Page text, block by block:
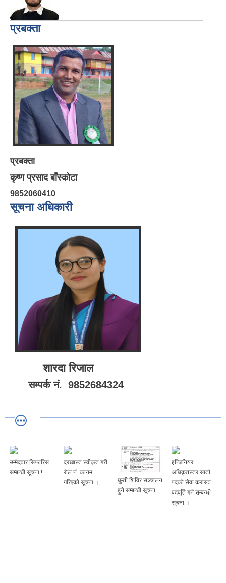
प्रबक्ता
प्रबक्ता
कृष्ण प्रसाद बाँस्कोटा
9852060410
सूचना अधिकारी
शारदा रिजाल
सम्पर्क नं. 9852684324
उम्मेदवार सिफारिस
सम्बन्धी सूचना !
दरखास्त स्वीकृत गरी
रोल नं. कायम
गरिएको सूचना ।
घुम्ती शिविर सञ्चालन
हुने सम्बन्धी सूचना
इन्जिनियर
अधिकृतस्तर सातौ
पदको सेवा करारमा
पदपूर्ति गर्ने सम्बन्धी
सूचना ।